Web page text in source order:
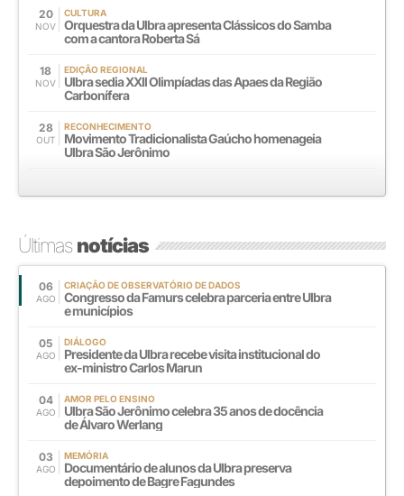
20
NOV
CULTURA
Orquestra da Ulbra apresenta Clássicos do Samba
com a cantora Roberta Sá
18
NOV
EDIÇÃO REGIONAL
Ulbra sedia XXll Olimpíadas das Apaes da Região
Carbonífera
28
OUT
RECONHECIMENTO
Movimento Tradicionalista Gaúcho homenageia
Ulbra São Jerônimo
Últimasnotícias
06
AGO
CRIAÇÃO DE OBSERVATÓRIO DE DADOS
Congresso da Famurs celebra parceria entre Ulbra
e municípios
05
AGO
DIÁLOGO
Presidente da Ulbra recebe visita institucional do
ex-ministro Carlos Marun
04
AGO
AMOR PELO ENSINO
Ulbra São Jerônimo celebra 35 anos de docência
de Álvaro Werlang
03
AGO
MEMÓRIA
Documentário de alunos da Ulbra preserva
depoimento de Bagre Fagundes